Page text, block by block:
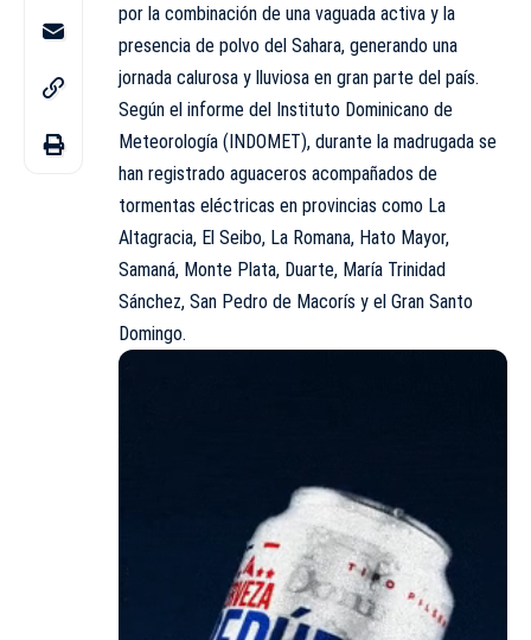
por la combinación de una vaguada activa y la
presencia de polvo del Sahara, generando una
jornada calurosa y lluviosa en gran parte del país.
Según el informe del Instituto Dominicano de
Meteorología (INDOMET), durante la madrugada se
han registrado aguaceros acompañados de
tormentas eléctricas en provincias como La
Altagracia, El Seibo, La Romana, Hato Mayor,
Samaná, Monte Plata, Duarte, María Trinidad
Sánchez, San Pedro de Macorís y el Gran Santo
Domingo.